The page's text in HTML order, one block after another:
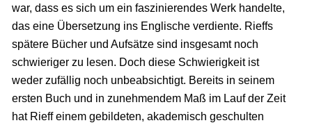
war, dass es sich um ein faszinierendes Werk handelte,
das eine Übersetzung ins Englische verdiente. Rieffs
spätere Bücher und Aufsätze sind insgesamt noch
schwieriger zu lesen. Doch diese Schwierigkeit ist
weder zufällig noch unbeabsichtigt. Bereits in seinem
ersten Buch und in zunehmendem Maß im Lauf der Zeit
hat Rieff einem gebildeten, akademisch geschulten